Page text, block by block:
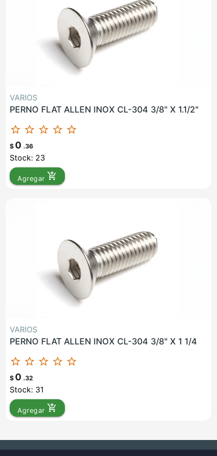
VARIOS
PERNO FLAT ALLEN INOX CL-304 3/8" X 1.1/2"
star_border star_border star_border star_border star_border
$ 0 .36
Stock: 23
Agregar add_shopping_cart
VARIOS
PERNO FLAT ALLEN INOX CL-304 3/8" X 1 1/4
star_border star_border star_border star_border star_border
$ 0 .32
Stock: 31
Agregar add_shopping_cart